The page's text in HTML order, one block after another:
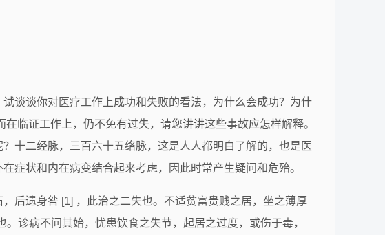
谈谈你对医疗工作上成功和失败的看法，为什么会成功？为什
临证工作上，仍不免有过失，请您讲讲这些事故应怎样解释。
十二经脉，三百六十五络脉，这是人人都明白了解的，也是医
症状和内在病变结合起来考虑，因此时常产生疑问和危殆。
后遗身咎 [1] ，此治之二失也。不适贫富贵贱之居，坐之薄厚
诊病不问其始，忧患饮食之失节，起居之过度，或伤于毒，